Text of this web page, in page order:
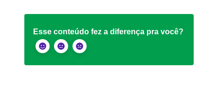
Esse conteúdo fez a diferença pra você?